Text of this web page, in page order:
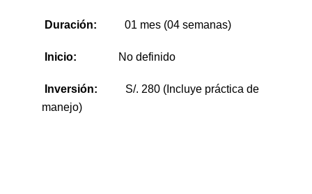
Duración: 01 mes (04 semanas)
Inicio: No definido
Inversión:
S/. 280 (Incluye práctica de
manejo)